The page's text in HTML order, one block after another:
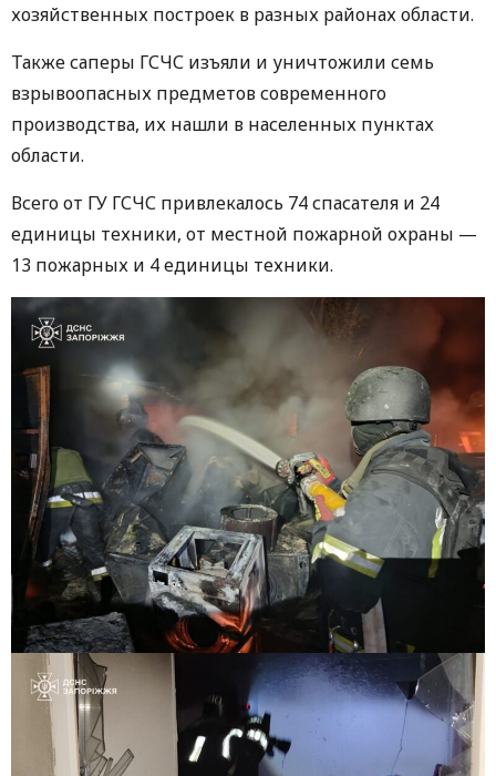
хозяйственных построек в разных районах области.
Также саперы ГСЧС изъяли и уничтожили семь
взрывоопасных предметов современного
производства, их нашли в населенных пунктах
области.
Всего от ГУ ГСЧС привлекалось 74 спасателя и 24
единицы техники, от местной пожарной охраны —
13 пожарных и 4 единицы техники.